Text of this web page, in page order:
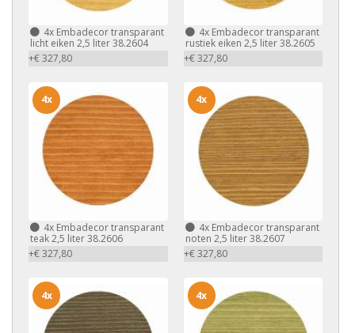
4x Embadecor transparant
licht eiken 2,5 liter 38.2604
+€ 327,80
4xEmbadecor transparant
rustiek eiken 2,5 liter 38.2605
+€ 327,80
4x Embadecor transparant
teak 2,5 liter 38.2606
+€ 327,80
4x
4xEmbadecor transparant
noten 2,5 liter 38.2607
+€ 327,80
4x
4x 4x